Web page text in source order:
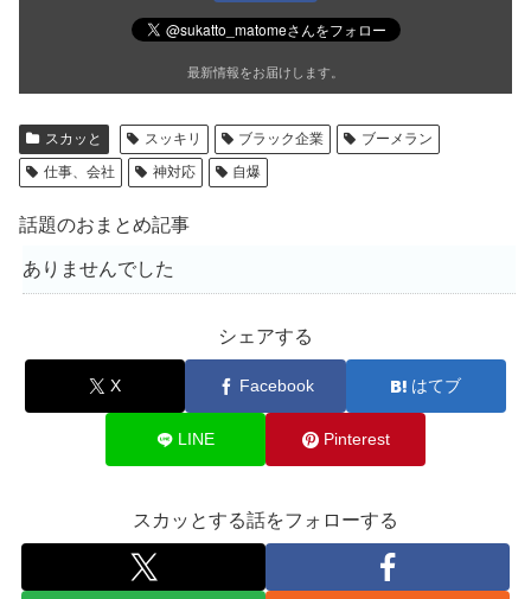
最新情報をお届けします。
スカッと スッキリ ブラック企業
ブーメラン
仕事、会社
神対応 自爆
話題のおまとめ記事
ありませんでした
シェアする
X Facebook はてブ
LINE Pinterest
スカッとする話をフォローする